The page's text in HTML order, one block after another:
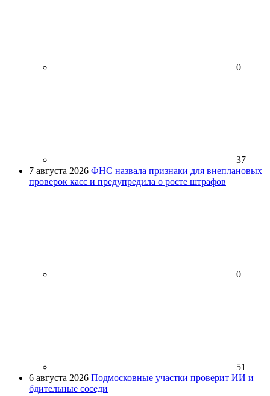
0
37
7 августа 2026 ФНС назвала признаки для внеплановых
проверок касс и предупредила о росте штрафов
0
51
6 августа 2026 Подмосковные участки проверит ИИ и
бдительные соседи